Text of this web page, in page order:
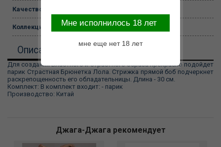
Качество:
Коллекция: Fever Wigs
Описание
Для создания властного и страстного образа прекрасно подойдет
парик Страстная Брюнетка Лола. Стрижка прямой боб подчеркнет
раскрепощенность его обладательницы. Длина - 30 см.
Комплект: В комплект входит: - парик
Производство: Китай
Джага-Джага рекомендует
Mне исполнилось 18 лет
мне еще нет 18 лет